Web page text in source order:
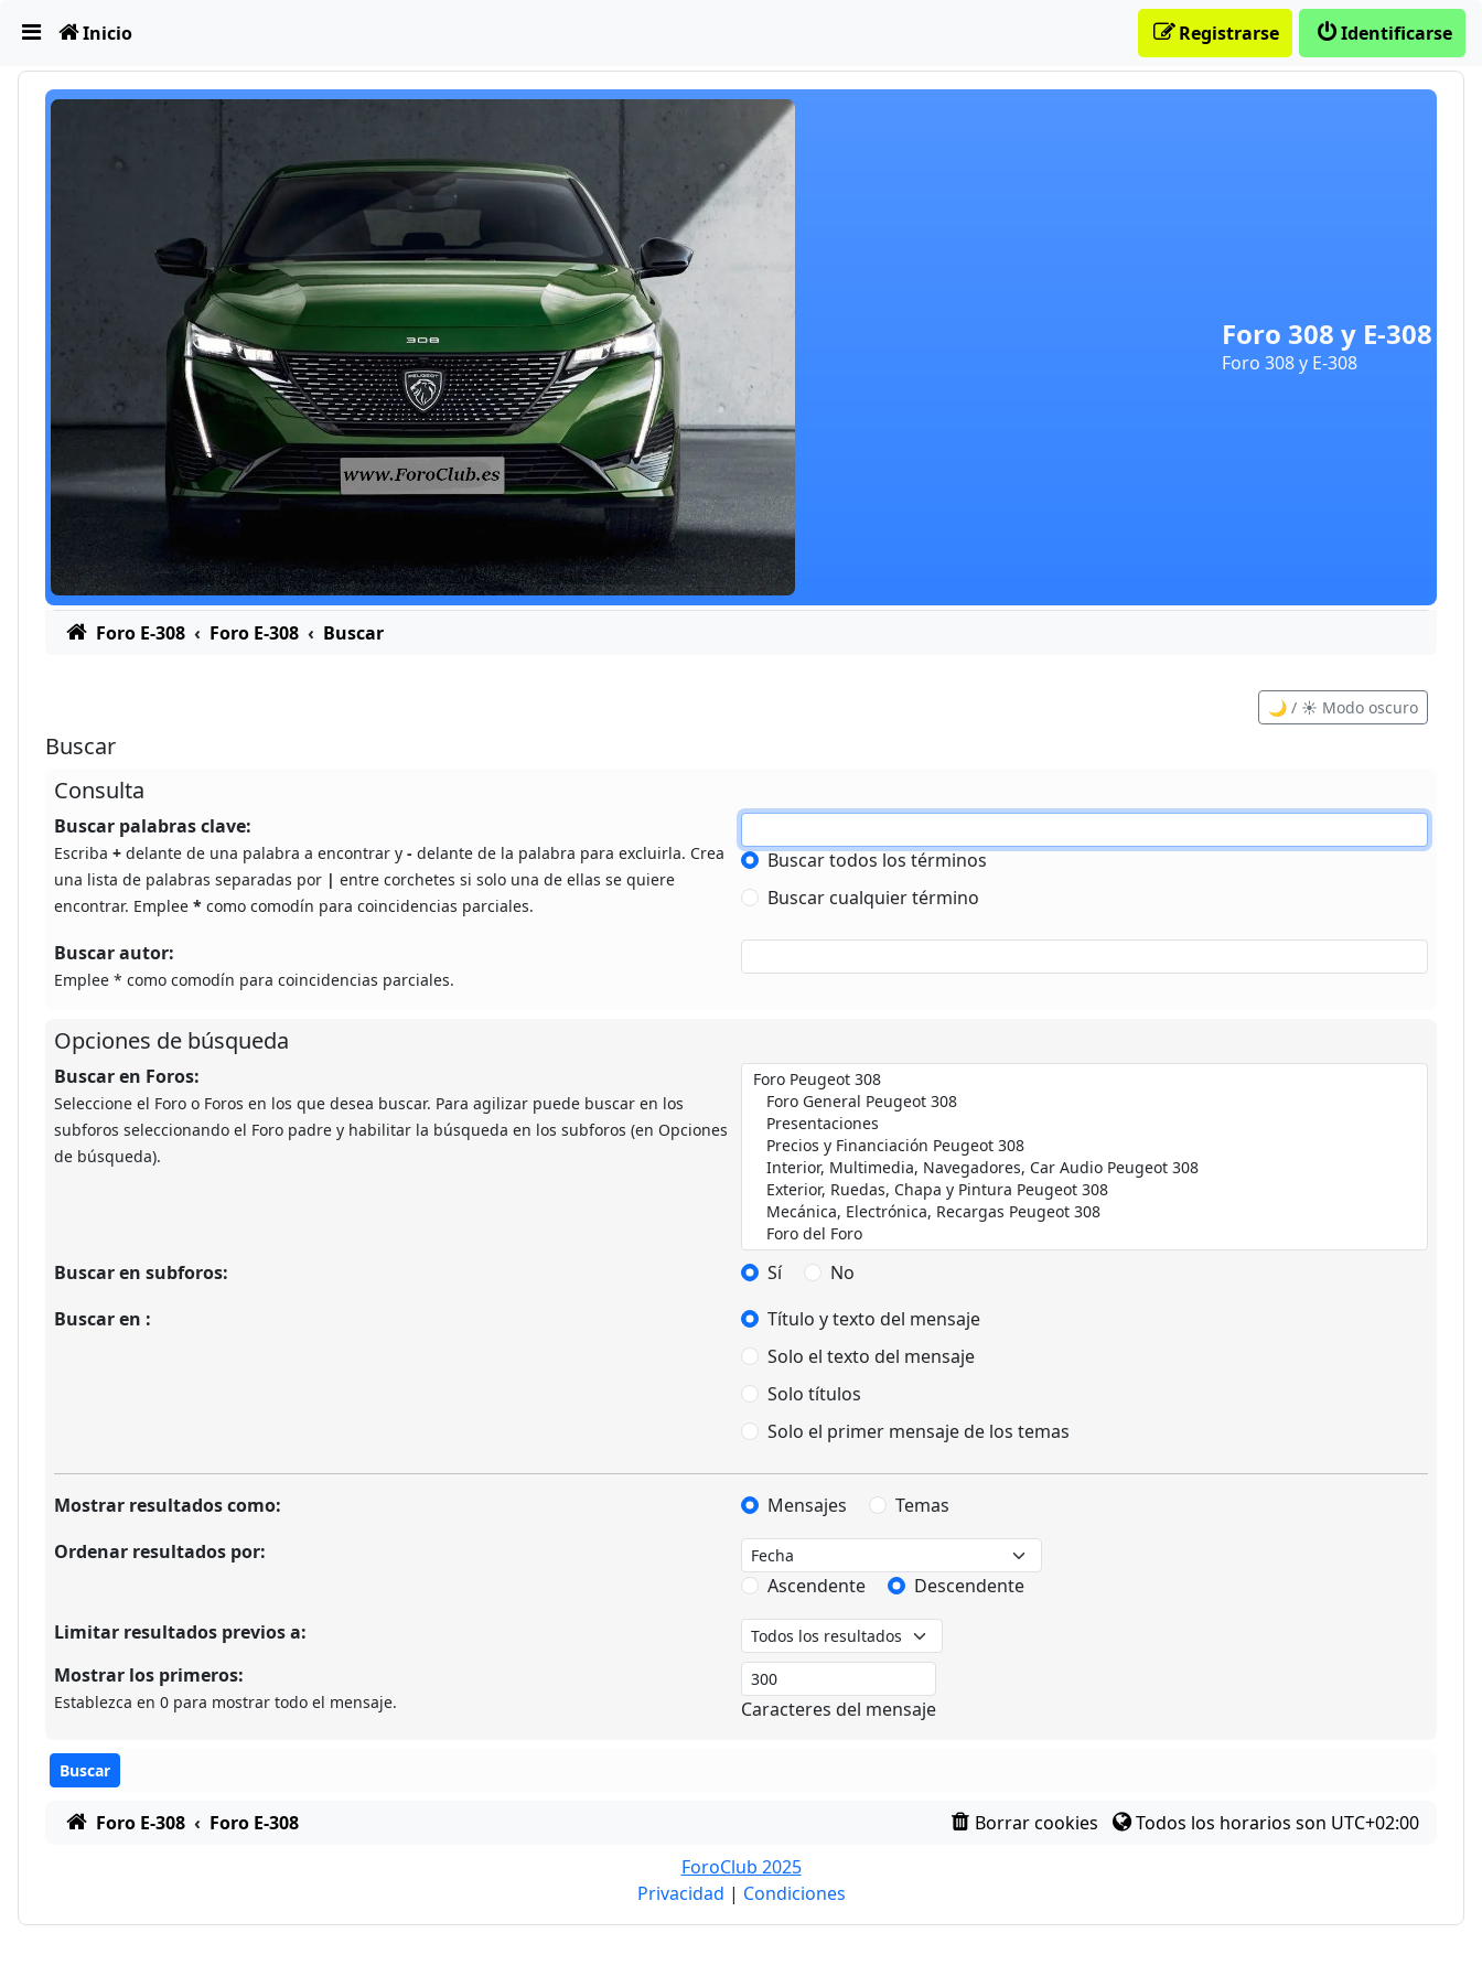
Obviar
Foro 308 y E-308
Foro 308 y E-308
Inicio Identificarse
Registrarse
Foro E-308 Foro E-308 Buscar
🌙 / ☀️ Modo oscuro
Buscar
Consulta
Buscar palabras clave:
Escriba + delante de una palabra a encontrar y - delante de la palabra para excluirla. Crea
una lista de palabras separadas por | entre corchetes si solo una de ellas se quiere
encontrar. Emplee * como comodín para coincidencias parciales.
Buscar todos los términos
Buscar cualquier término
Buscar autor:
Emplee * como comodín para coincidencias parciales.
Opciones de búsqueda
Buscar en Foros:
Seleccione el Foro o Foros en los que desea buscar. Para agilizar puede buscar en los
subforos seleccionando el Foro padre y habilitar la búsqueda en los subforos (en Opciones
de búsqueda).
Buscar en subforos: Sí
No
Buscar en :
Título y texto del mensaje
Solo el texto del mensaje
Solo títulos
Solo el primer mensaje de los temas
Mostrar resultados como: Mensajes
Temas
Ordenar resultados por:
Ascendente
Descendente
Limitar resultados previos a:
Mostrar los primeros:
Establezca en 0 para mostrar todo el mensaje. Caracteres del mensaje
Foro E-308 Foro E-308 Borrar cookies Todos los horarios son UTC+02:00
ForoClub 2025
Privacidad | Condiciones